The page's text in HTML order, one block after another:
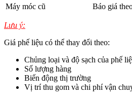
Máy móc cũ
Báo giá
Lưu ý:
Giá phế liệu có thể thay đổi theo:
Chủng loại và độ sạch của phế
Số lượng hàng
Biến động thị trường
Vị trí thu gom và chi phí vận